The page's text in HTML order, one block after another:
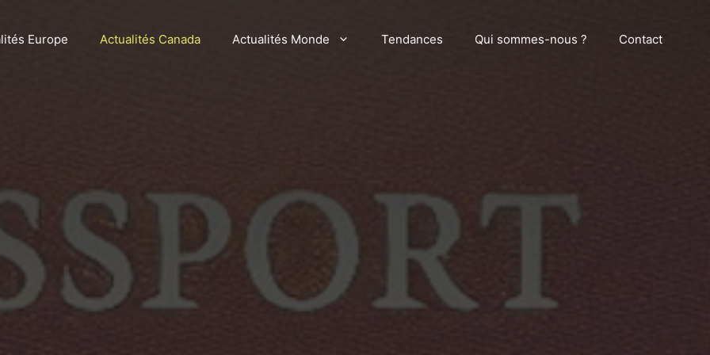
Europe Actualités Canada Actualités Monde Tendances Qui sommes-nous ? Contact